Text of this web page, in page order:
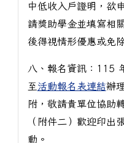
中低收入戶證明，欲
請獎助學金並填寫相
後得視情形優惠或免
八、報名資訊：115
至活動報名表連結辦
附，敬請貴單位協助
（附件二）歡迎印出
動。